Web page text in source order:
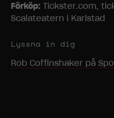
Förköp: Tickster.com,
Scalateatern i Karlstad
Lyssna in dig
Rob Coffinshaker på